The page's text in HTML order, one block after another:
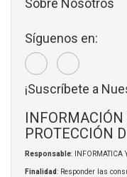
Síguenos en:
¡Suscríbete a
INFORMACIÓN
PROTECCIÓN
Responsable: INFORMATICA
Finalidad: Responder las